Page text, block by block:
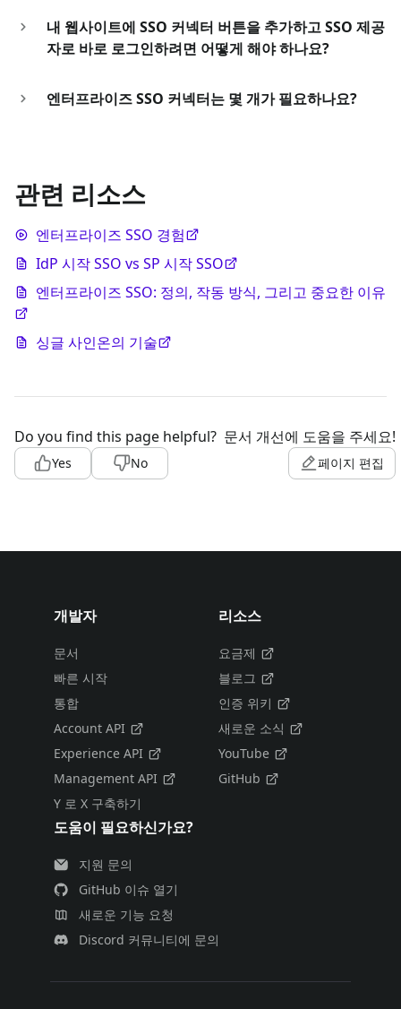
내 웹사이트에 SSO 커넥터 버튼을 추가하고 SSO 제공
자로 바로 로그인하려면 어떻게 해야 하나요?
엔터프라이즈 SSO 커넥터는 몇 개가 필요하나요?
관련 리소스
엔터프라이즈 SSO 경험
IdP 시작 SSO vs SP 시작 SSO
엔터프라이즈 SSO: 정의, 작동 방식, 그리고 중요한 이유
싱글 사인온의 기술
Do you find this page helpful?
Yes No
문서 개선에 도움을 주세요!
페이지 편집
개발자
문서
빠른 시작
통합
Account API
Experience API
Management API
Y 로 X 구축하기
리소스
요금제
블로그
인증 위키
새로운 소식
YouTube
GitHub
도움이 필요하신가요?
지원 문의
GitHub 이슈 열기
새로운 기능 요청
Discord 커뮤니티에 문의